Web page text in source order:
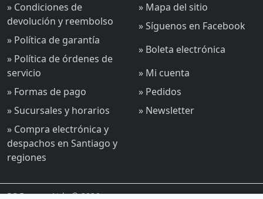
» Condiciones de
devolución y reembolso
» Política de garantía
» Política de órdenes de
servicio
» Formas de pago
» Sucursales y horarios
» Compra electrónica y
despachos en Santiago y
regiones
» Mapa del sitio
» Síguenos en Facebook
» Boleta electrónica
» Mi cuenta
» Pedidos
» Newsletter
PC Express Ltda © 2026